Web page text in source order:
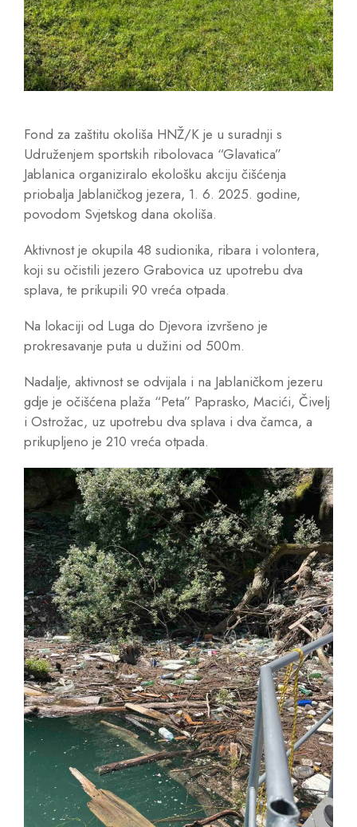
Fond za zaštitu okoliša HNŽ/K je u suradnji s
Udruženjem sportskih ribolovaca “Glavatica”
Jablanica organiziralo ekološku akciju čišćenja
priobalja Jablaničkog jezera, 1. 6. 2025. godine,
povodom Svjetskog dana okoliša.
Aktivnost je okupila 48 sudionika, ribara i volontera,
koji su očistili jezero Grabovica uz upotrebu dva
splava, te prikupili 90 vreća otpada.
Na lokaciji od Luga do Djevora izvršeno je
prokresavanje puta u dužini od 500m.
Nadalje, aktivnost se odvijala i na Jablaničkom jezeru
gdje je očišćena plaža “Peta” Paprasko, Macići, Čivelj
i Ostrožac, uz upotrebu dva splava i dva čamca, a
prikupljeno je 210 vreća otpada.